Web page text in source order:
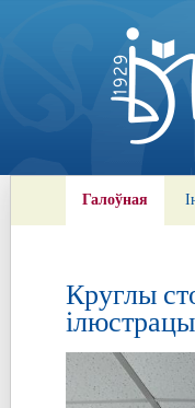
Галоўная
Круглы